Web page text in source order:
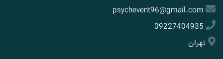
psychevent96@gmail.com
09227404935
تهران